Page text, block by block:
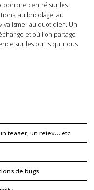
centré sur les
au bricolage, au
au quotidien. Un
et où l'on partage
sur les outils qui nous
teaser, un retex… etc
de bugs